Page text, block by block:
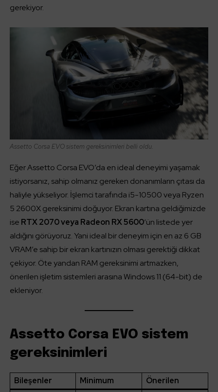
gerekiyor.
Assetto Corsa EVO sistem gereksinimleri belli oldu.
Eğer Assetto Corsa EVO’da en ideal deneyimi yaşamak
istiyorsanız, sahip olmanız gereken donanımların çıtası da
haliyle yükseliyor. İşlemci tarafında i5-10500 veya Ryzen
5 2600X gereksinimi doğuyor. Ekran kartına geldiğimizde
ise RTX 2070 veya Radeon RX 5600‘ün listede yer
aldığını görüyoruz. Yani ideal bir deneyim için en az 6 GB
VRAM’e sahip bir ekran kartınızın olması gerektiği dikkat
çekiyor. Öte yandan RAM gereksinimi artmazken,
önerilen işletim sistemleri arasına Windows 11 (64-bit) de
ekleniyor.
Assetto Corsa EVO sistem
gereksinimleri
Bileşenler Minimum Önerilen